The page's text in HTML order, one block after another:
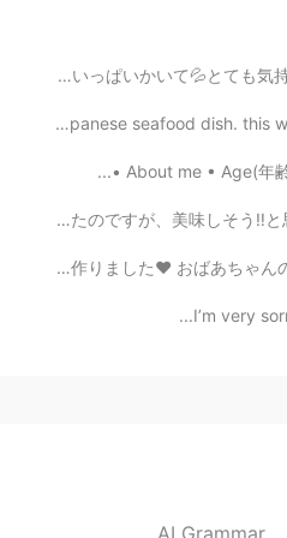
2020.04.23 11:41
I typed
2020.04.23 11:32
おはようございます。☀今日の大阪は晴れです。早起
My favorite Japanese seafood
About me • Age(年
こんばんわ🌛 今日はブラウニーを作りました🍫 昨
ボルシチを作りました❤️ おば
I’m very
AI Grammar